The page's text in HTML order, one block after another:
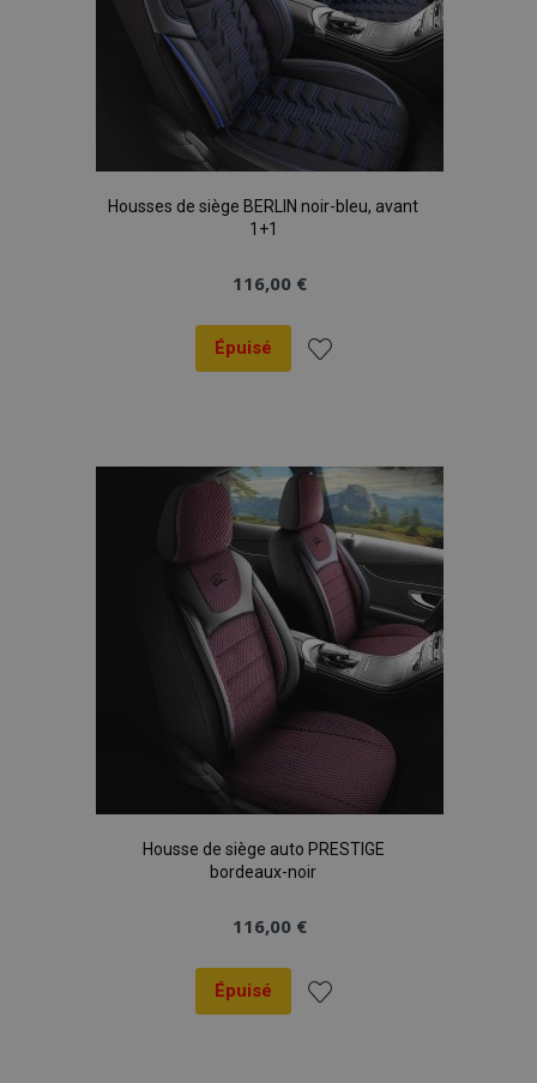
Housses de siège BERLIN noir-bleu, avant
1+1
116,00 €
Épuisé
liste
d'achats
Housse de siège auto PRESTIGE
bordeaux-noir
116,00 €
Épuisé